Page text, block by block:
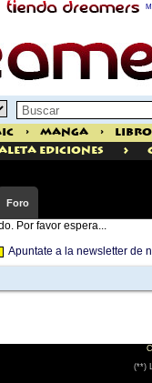
> Manga >
Ediciones >
Foro
Por favor espera...
Apuntate a la newsletter de
(**)